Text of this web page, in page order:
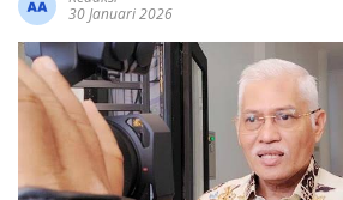
30 Januari 2026